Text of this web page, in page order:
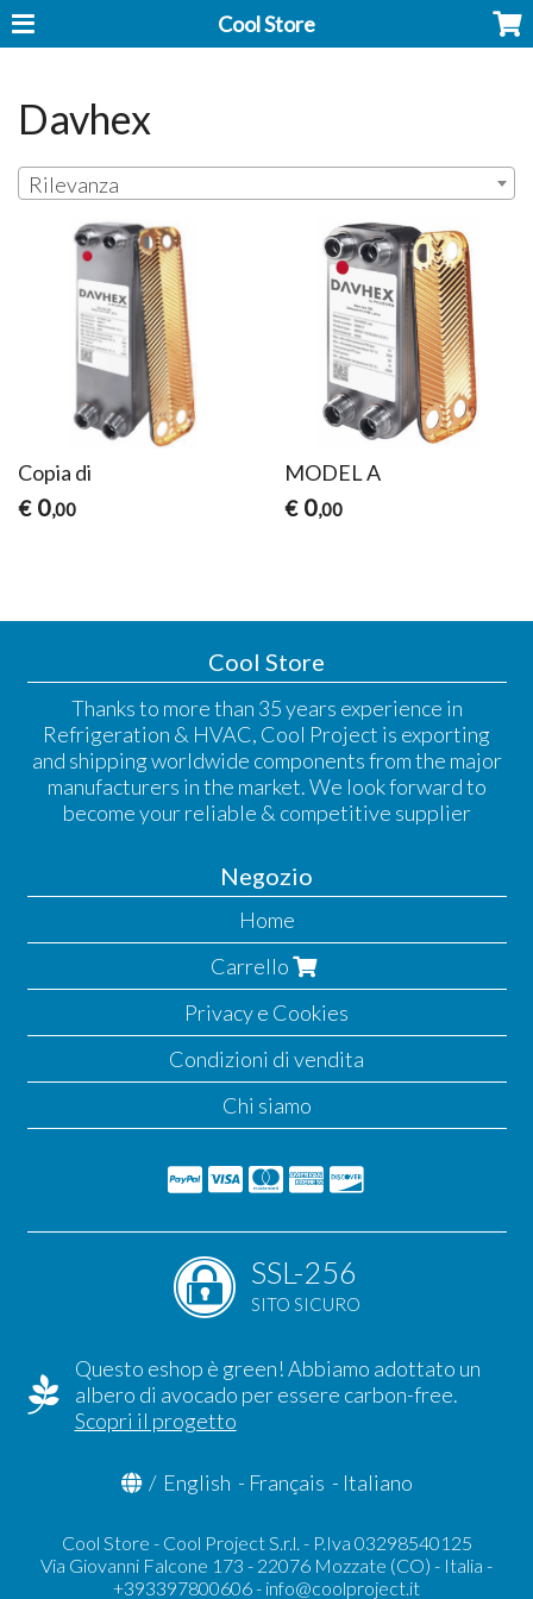
Cool Store
Davhex
Rilevanza
Copia di
€ 0,00
MODEL A
€ 0,00
Cool Store
Thanks to more than 35 years experience in
Refrigeration & HVAC, Cool Project is exporting
and shipping worldwide components from the major
manufacturers in the market. We look forward to
become your reliable & competitive supplier
Negozio
Home
Carrello
Privacy e Cookies
Condizioni di vendita
Chi siamo
SSL-256
SITO SICURO
Questo eshop è green! Abbiamo adottato un
albero di avocado per essere carbon-free.
Scopri il progetto
/ English - Français - Italiano
Cool Store - Cool Project S.r.l. - P.Iva 03298540125
Via Giovanni Falcone 173 - 22076 Mozzate (CO) - Italia -
+393397800606 - info@coolproject.it